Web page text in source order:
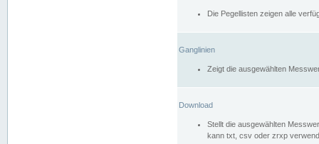
Die Pegellisten zeigen alle
Ganglinien
Zeigt die ausgewählten
Download
Stellt die ausgewählten
kann txt, csv oder zrxp